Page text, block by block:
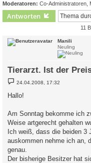
Moderatoren: Co-Administratoren
Antworten
11
Manili
Neuling
Tierarzt. Ist der
B
e
i
t
g
24.04.2008, 17:32
Hallo!
Am Sonntag bekomme ich
Weise artgerecht gehalten
Ich weiß, dass die beiden 3
auskommen nehme ich an,
genau.
Der bisherige Besitzer hat